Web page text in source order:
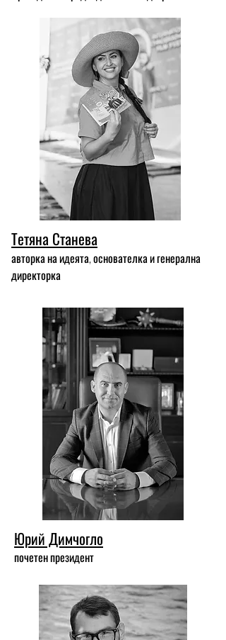
Тетяна Станева
авторка на идеята, основателка и генерална
директорка
Юрий Димчогло
почетен президент